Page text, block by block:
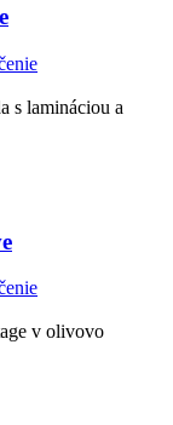
s lamináciou a
v olivovo